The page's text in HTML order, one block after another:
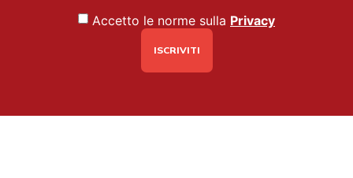
Accetto le norme sulla Privacy